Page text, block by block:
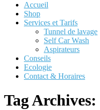
Accueil
Shop
Services et Tarifs
Tunnel de lavage
Self Car Wash
Aspirateurs
Conseils
Ecologie
Contact & Horaires
Tag Archives: